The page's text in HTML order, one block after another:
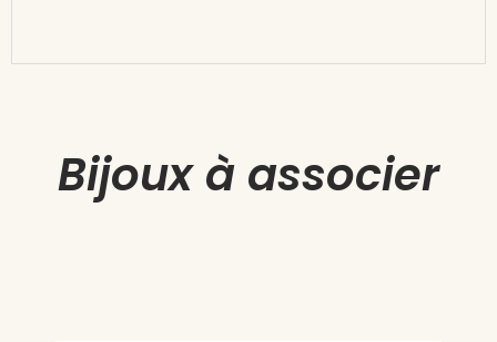
Bijoux à associer